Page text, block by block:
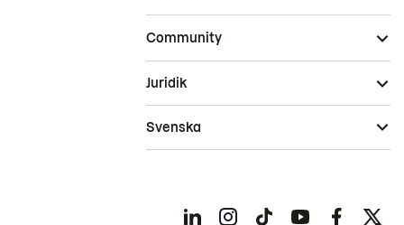
Community
Juridik
Svenska